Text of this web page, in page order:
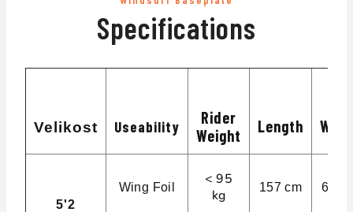
Specifications
Velikost Useability
Rider
Weight
Length
5'2
Wing Foil
< 95
kg
157 cm 66